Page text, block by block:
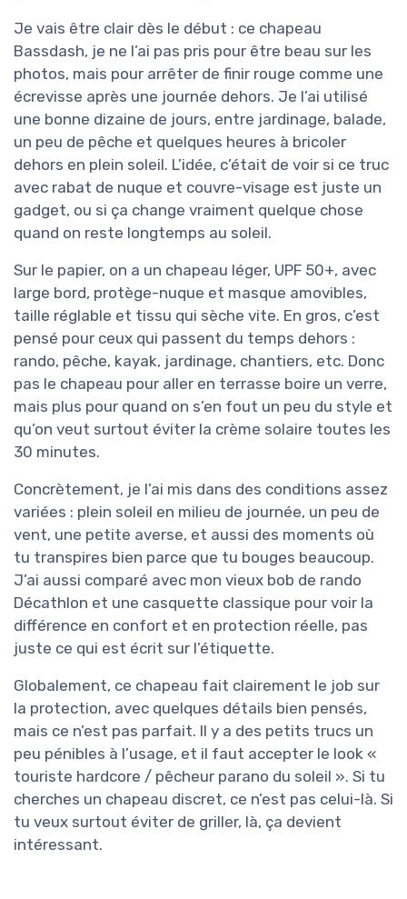
Je vais être clair dès le début : ce chapeau
Bassdash, je ne l’ai pas pris pour être beau sur les
photos, mais pour arrêter de finir rouge comme une
écrevisse après une journée dehors. Je l’ai utilisé
une bonne dizaine de jours, entre jardinage, balade,
un peu de pêche et quelques heures à bricoler
dehors en plein soleil. L’idée, c’était de voir si ce truc
avec rabat de nuque et couvre-visage est juste un
gadget, ou si ça change vraiment quelque chose
quand on reste longtemps au soleil.
Sur le papier, on a un chapeau léger, UPF 50+, avec
large bord, protège-nuque et masque amovibles,
taille réglable et tissu qui sèche vite. En gros, c’est
pensé pour ceux qui passent du temps dehors :
rando, pêche, kayak, jardinage, chantiers, etc. Donc
pas le chapeau pour aller en terrasse boire un verre,
mais plus pour quand on s’en fout un peu du style et
qu’on veut surtout éviter la crème solaire toutes les
30 minutes.
Concrètement, je l’ai mis dans des conditions assez
variées : plein soleil en milieu de journée, un peu de
vent, une petite averse, et aussi des moments où
tu transpires bien parce que tu bouges beaucoup.
J’ai aussi comparé avec mon vieux bob de rando
Décathlon et une casquette classique pour voir la
différence en confort et en protection réelle, pas
juste ce qui est écrit sur l’étiquette.
Globalement, ce chapeau fait clairement le job sur
la protection, avec quelques détails bien pensés,
mais ce n’est pas parfait. Il y a des petits trucs un
peu pénibles à l’usage, et il faut accepter le look «
touriste hardcore / pêcheur parano du soleil ». Si tu
cherches un chapeau discret, ce n’est pas celui-là. Si
tu veux surtout éviter de griller, là, ça devient
intéressant.